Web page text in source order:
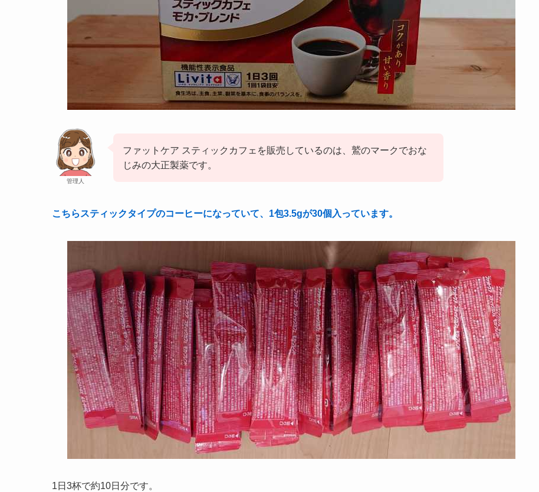
管理人
ファットケア スティックカフェを販売しているのは、鷲のマークでおな
じみの大正製薬です。
こちらスティックタイプのコーヒーになっていて、1包3.5gが30個入っています。
1日3杯で約10日分です。